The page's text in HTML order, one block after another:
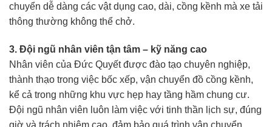
chuyển dễ dàng các vật dụng cao, dài, cồng kềnh mà xe tải
thông thường không thể chở.
3. Đội ngũ nhân viên tận tâm – kỹ năng cao
Nhân viên của Đức Quyết được đào tạo chuyên nghiệp,
thành thạo trong việc bốc xếp, vận chuyển đồ cồng kềnh,
kể cả trong những khu vực hẹp hay tầng hầm chung cư.
Đội ngũ nhân viên luôn làm việc với tinh thần lịch sự, đúng
giờ và trách nhiệm cao, đảm bảo quá trình vận chuyển